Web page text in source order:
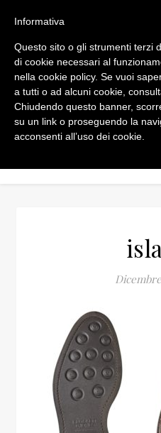
Informativa
Questo sito o gli strumenti terzi
di cookie necessari al
nella cookie policy. Se vuoi
a tutti o ad alcuni cookie,
Chiudendo questo banner,
su un link o proseguendo la
acconsenti all’uso dei cookie.